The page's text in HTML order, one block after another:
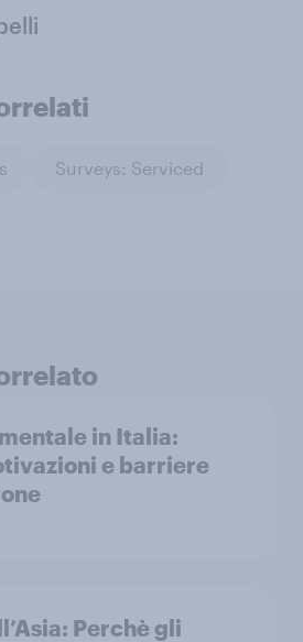
Surveys: Serviced
in Italia:
e barriere
Perchè gli